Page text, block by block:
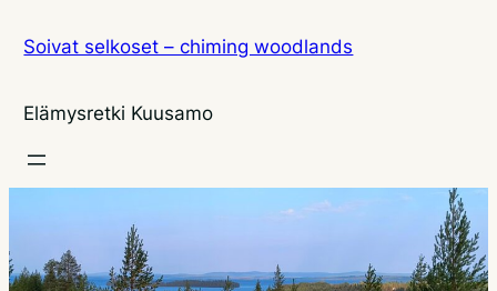
Soivat selkoset – chiming woodlands
Elämysretki Kuusamo